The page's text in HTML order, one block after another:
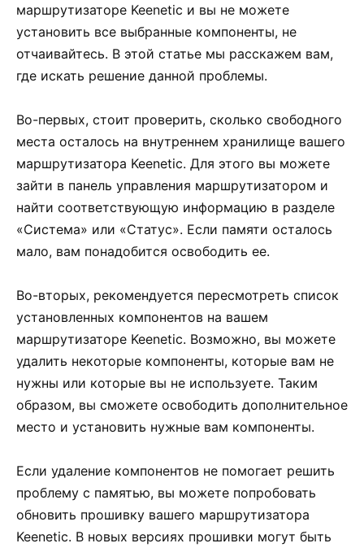
маршрутизаторе Keenetic и вы не можете
установить все выбранные компоненты, не
отчаивайтесь. В этой статье мы расскажем вам,
где искать решение данной проблемы.
Во-первых, стоит проверить, сколько свободного
места осталось на внутреннем хранилище вашего
маршрутизатора Keenetic. Для этого вы можете
зайти в панель управления маршрутизатором и
найти соответствующую информацию в разделе
«Система» или «Статус». Если памяти осталось
мало, вам понадобится освободить ее.
Во-вторых, рекомендуется пересмотреть список
установленных компонентов на вашем
маршрутизаторе Keenetic. Возможно, вы можете
удалить некоторые компоненты, которые вам не
нужны или которые вы не используете. Таким
образом, вы сможете освободить дополнительное
место и установить нужные вам компоненты.
Если удаление компонентов не помогает решить
проблему с памятью, вы можете попробовать
обновить прошивку вашего маршрутизатора
Keenetic. В новых версиях прошивки могут быть